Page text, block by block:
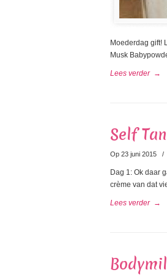
Moederdag gift!
Musk
Lees verder →
Self
Op 23 juni 2015 /
Dag 1: Ok daar
crème van dat
Lees verder →